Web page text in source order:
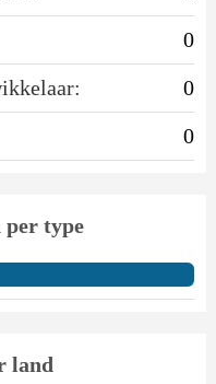
0
0
0
per type
land